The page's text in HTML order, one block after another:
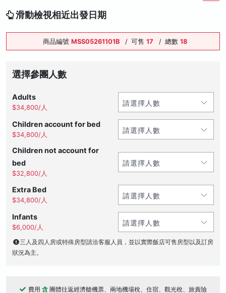
滑動檢視相近出發日期
商品編號 MSS05261101B / 可售 17 / 總數 18
選擇參團人數
Adults
$34,800/人
Children account for bed
$34,800/人
Children not account for
bed
$32,800/人
Extra Bed
$34,800/人
Infants
$6,000/人
三人及四人房或特殊房型請洽客服人員，並以實際飯店可售房型以及訂房
狀況為主。
費用 含 團體往返經濟艙機票、兩地機場稅、住宿、觀光稅、旅責險